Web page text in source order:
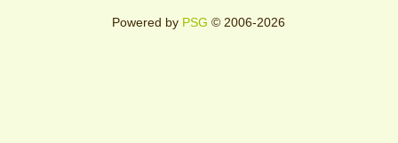
Powered by PSG © 2006-2026